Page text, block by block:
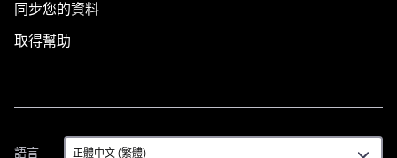
同步您的資料
取得幫助
語言
語